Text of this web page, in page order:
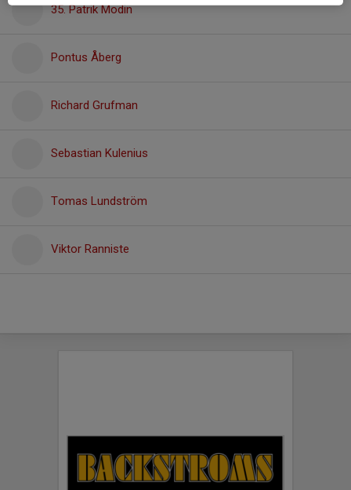
35. Patrik Modin
Pontus Åberg
Richard Grufman
Sebastian Kulenius
Tomas Lundström
Viktor Ranniste